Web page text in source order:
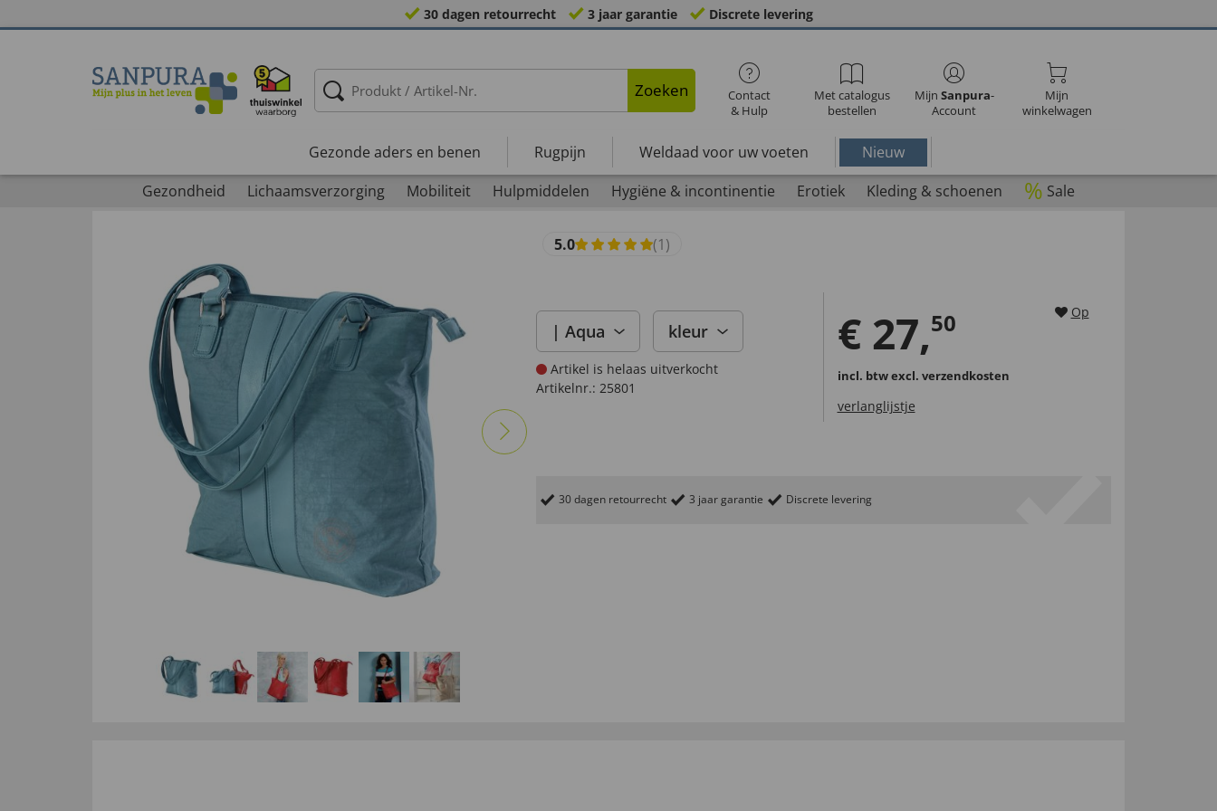
30 dagen retourrecht 3 jaar garantie Discrete levering
Zoeken
Contact
& Hulp
Met catalogus
bestellen
Mijn Sanpura-
Account
Mijn
winkelwagen
Gezonde aders en benen Rugpijn Weldaad voor uw voeten
Nieuw
Gezondheid
Lichaamsverzorging Mobiliteit Hulpmiddelen Hygiëne & incontinentie Erotiek Kleding & schoenen % Sale
5.0 (1)
| Aqua kleur
Artikel is helaas uitverkocht
Artikelnr.: 25801
€ 27,50
incl. btwexcl. verzendkosten
Op
verlanglijstje
30 dagen retourrecht 3 jaar garantie Discrete levering